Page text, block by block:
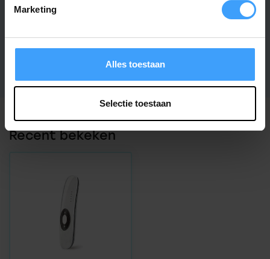
Marketing
Alles toestaan
Selectie toestaan
Type Batterij CR2430 3 Volt
Recent bekeken